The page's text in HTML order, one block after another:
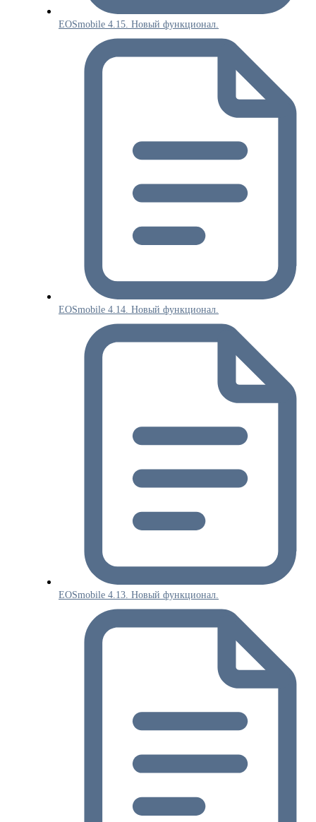
EOSmobile 4.15. Новый функционал.
EOSmobile 4.14. Новый функционал.
EOSmobile 4.13. Новый функционал.